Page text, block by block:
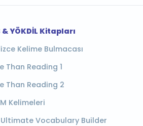
& YÖKDİL Kitapları
Kelime Bulmacası
Than Reading 1
Than Reading 2
Kelimeleri
Ultimate Vocabulary Builder